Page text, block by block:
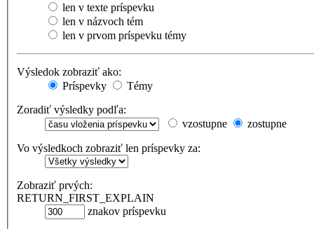
len v texte príspevku
len v názvoch tém
len v prvom príspevku témy
Výsledok zobraziť ako:
Príspevky
Témy
Zoradiť výsledky podľa:
vzostupne
zostupne
Vo výsledkoch zobraziť len príspevky za:
Zobraziť prvých:
RETURN_FIRST_EXPLAIN
znakov príspevku